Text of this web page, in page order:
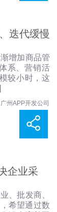
迭代缓慢
增加商品管
系、营销活
较小时，这
广州APP开发公司
企业采
、批发商、
希望通过数